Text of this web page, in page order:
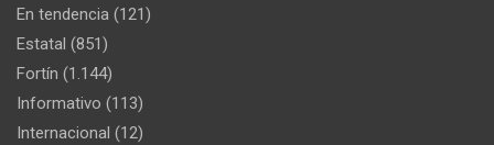
En tendencia (121)
Estatal (851)
Fortín (1.144)
Informativo (113)
Internacional (12)